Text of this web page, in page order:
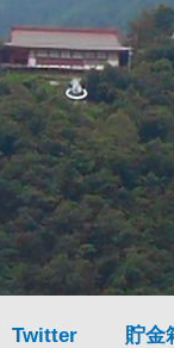
Twitter 貯金